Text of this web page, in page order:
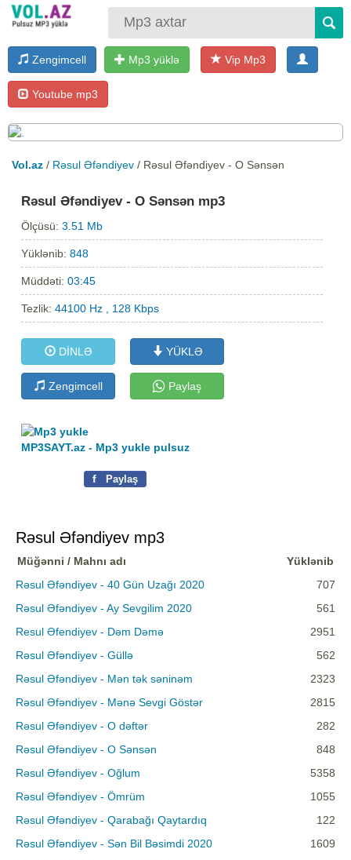
Zengimcell Mp3 yüklə Vip Mp3
Youtube mp3
Vol.az / Rəsul Əfəndiyev / Rəsul Əfəndiyev - O Sənsən
Rəsul Əfəndiyev - O Sənsən mp3
Ölçüsü:3.51 Mb
Yüklənib:848
Müddəti:03:45
Tezlik:44100 Hz , 128 Kbps
DİNLƏ YÜKLƏ
Zengimcell Paylaş
MP3SAYT.az - Mp3 yukle pulsuz
f Paylaş
Rəsul Əfəndiyev mp3
Müğənni / Mahnı adı
Yüklənib
Rəsul Əfəndiyev - 40 Gün Uzağı 2020
707
Rəsul Əfəndiyev - Ay Sevgilim 2020
561
Resul Əfendiyev - Dəm Dəmə
2951
Rəsul Əfəndiyev - Güllə
562
Rəsul Əfəndiyev - Mən tək səninəm
2323
Rəsul Əfəndiyev - Mənə Sevgi Göstər
2815
Rəsul Əfəndiyev - O dəftər
282
Rəsul Əfəndiyev - O Sənsən
848
Rəsul Əfəndiyev - Oğlum
5358
Rəsul Əfəndiyev - Ömrüm
1055
Rəsul Əfəndiyev - Qarabağı Qaytardıq
122
Rəsul Əfəndiyev - Sən Bil Bəsimdi 2020
1609